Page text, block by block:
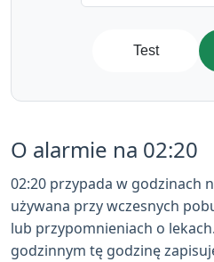
Test
O alarmie na 02:20
02:20 przypada w godzinach
używana przy wczesnych
lub przypomnieniach o
godzinnym tę godzinę